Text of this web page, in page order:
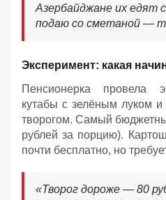
Азербайджане их едят
подаю со сметаной —
Эксперимент: какая
Пенсионерка провела
кутабы с зелёным луком
творогом. Самый
рублей за порцию).
почти бесплатно, но
«Творог дороже — 80